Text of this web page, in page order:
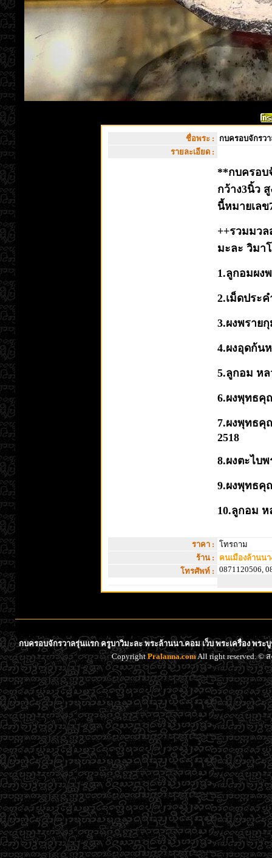
ชื่อพระ : กบครอบจักรว
รายละเอียด :
**กบครอบ
กว้าง3นิ้ว
นี้หมายเล
++รวมมว
มะละ วิมา
1.ลูกอมผง
2.เม็ดประ
3.ผงพราย
4.ผงอุดก้น
5.ลูกอม ห
6.ผงพุทธคุ
7.ผงพุทธคุ
2518
8.ผงตะไบ
9.ผงพุทธคุ
10.ลูกอม
ราคา : โทรถาม
ร้าน :
คนเมืองล้านนา
โทรศัพท์ : 0871120506,
กบครอบจักรวาลรุ่นแรก ครูบาวิมะละ พระล้านนา.คอม เว็บ พระเครื่อง พร
CopyrightPralanna.comAll right reserved. ©